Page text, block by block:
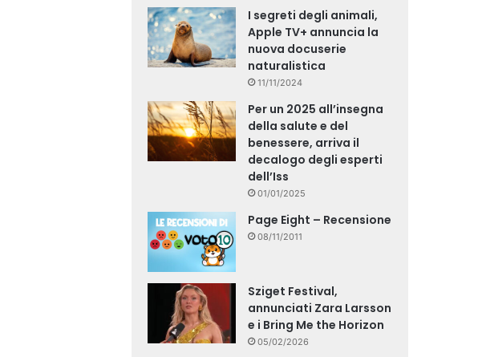
I segreti degli animali,
Apple TV+ annuncia la
nuova docuserie
naturalistica
11/11/2024
Per un 2025 all’insegna
della salute e del
benessere, arriva il
decalogo degli esperti
dell’Iss
01/01/2025
Page Eight – Recensione
08/11/2011
Sziget Festival,
annunciati Zara Larsson
e i Bring Me the Horizon
05/02/2026